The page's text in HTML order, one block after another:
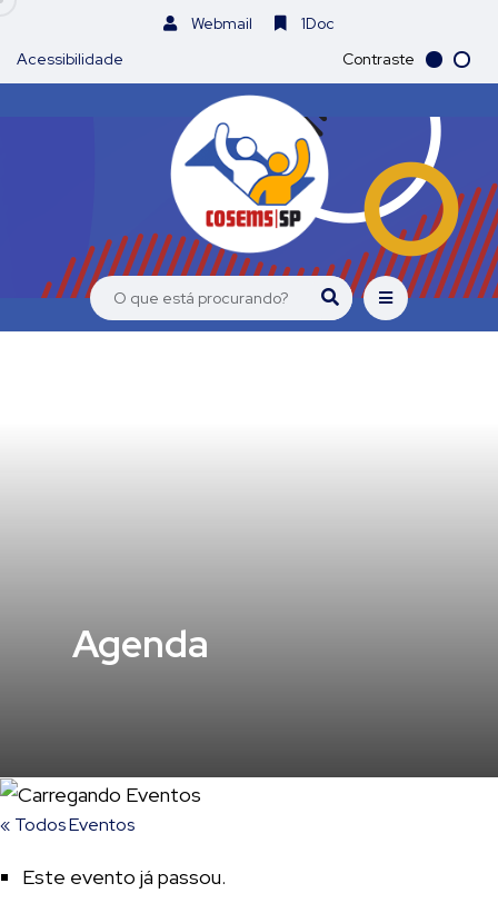
Webmail
1Doc
Acessibilidade
Contraste
Agenda
« Todos Eventos
Este evento já passou.